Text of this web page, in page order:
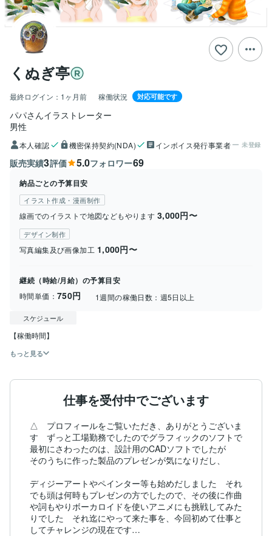
くぬぎ亭
最終ログイン： 1ヶ月前 稼働状況 対応可能です
パパさんイラストレーター
男性
本人確認 機密保持契約(NDA) インボイス発行事業者 未登録
販売実績3評価 5.0フォロワー69
納品ごとの予算目安
イラスト作成・漫画制作
線画でのイラストで地図などもやります 3,000円〜
デザイン制作
写真編集及び画像加工 1,000円〜
継続（時給/月給）の予算目安
時間単価： 750円 1週間の稼働日数： 週5日以上
スケジュール
もっと見る
仕事を受付中でございます
△　プロフィールをご覧いただき、ありがとうございま
す　ずっと工場勤務でしたのでグラフィックのソフトで
最初にさわったのは、設計用のCADソフトでしたが
そのうちに作った製品のプレゼンが気になりだし、
ディジーアートやペインター等も始めだしました　それ
でも頭は何時もプレゼンの方でしたので、その後に作曲
や詞もやりボーカロイドを使いアニメにも挑戦してみた
りでした　それ迄にやって来た事を、今回初めて仕事と
してチャレンジの現在です